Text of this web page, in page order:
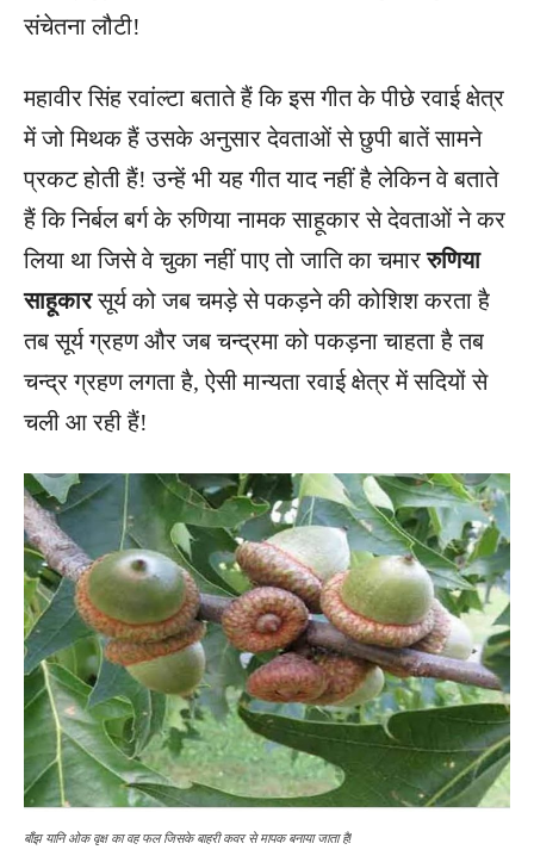
संचेतना लौटी!
महावीर सिंह रवांल्टा बताते हैं कि इस गीत के पीछे रवाई क्षेत्र
में जो मिथक हैं उसके अनुसार देवताओं से छुपी बातें सामने
प्रकट होती हैं! उन्हें भी यह गीत याद नहीं है लेकिन वे बताते
हैं कि निर्बल बर्ग के रुणिया नामक साहूकार से देवताओं ने कर
लिया था जिसे वे चुका नहीं पाए तो जाति का चमाररुणिया
साहूकारसूर्य को जब चमड़े से पकड़ने की कोशिश करता है
तब सूर्य ग्रहण और जब चन्द्रमा को पकड़ना चाहता है तब
चन्द्र ग्रहण लगता है, ऐसी मान्यता रवाई क्षेत्र में सदियों से
चली आ रही हैं!
बाँझ यानि ओक वृक्ष का वह फल जिसके बाहरी कवर से मापक बनाया जाता है!